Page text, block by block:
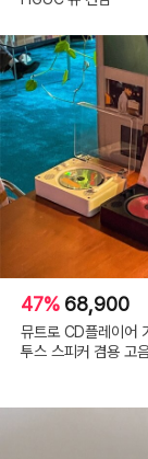
47% 68,900
뮤트로 CD플레이어
투스 스피커 겸용 고